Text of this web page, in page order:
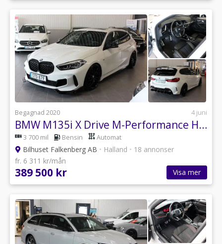
Begagnad 2020 4 juni
BMW M135i X Drive M-Performance HUD Pano KW Eventuri
3 700 mil Bensin Automat
Bilhuset Falkenberg AB • Halland • 18 annonser
fr. 6 311 kr/mån
389 500 kr Visa mer